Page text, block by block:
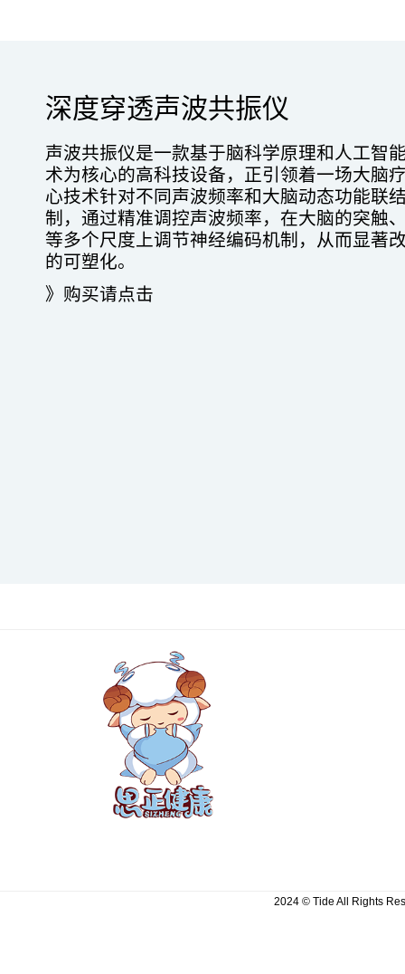
深度穿透声波共振仪
声波共振仪是一款基于脑科学原理和人工智
术为核心的高科技设备，正引领着一场大脑
心技术针对不同声波频率和大脑动态功能联
制，通过精准调控声波频率，在大脑的突触
等多个尺度上调节神经编码机制，从而显著
的可塑化。
》购买请点击
2024 © Tide All Rights